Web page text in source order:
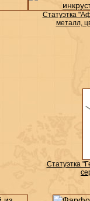
Статуэтка
металл,
Статуэтка